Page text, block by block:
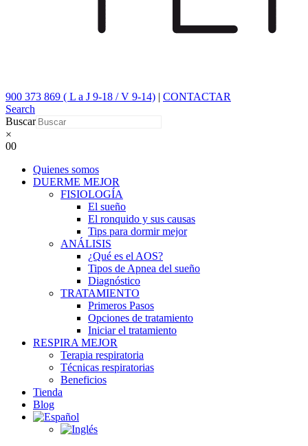
900 373 869 ( L a J 9-18 / V 9-14) | CONTACTAR
Search
Buscar
×
00
Quienes somos
DUERME MEJOR
FISIOLOGÍA
El sueño
El ronquido y sus causas
Tips para dormir mejor
ANÁLISIS
¿Qué es el AOS?
Tipos de Apnea del sueño
Diagnóstico
TRATAMIENTO
Primeros Pasos
Opciones de tratamiento
Iniciar el tratamiento
RESPIRA MEJOR
Terapia respiratoria
Técnicas respiratorias
Beneficios
Tienda
Blog